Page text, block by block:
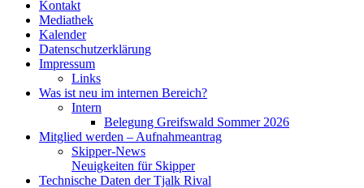
Kontakt
Mediathek
Kalender
Datenschutzerklärung
Impressum
Links
Was ist neu im internen Bereich?
Intern
Belegung Greifswald Sommer 2026
Mitglied werden – Aufnahmeantrag
Skipper-News
Neuigkeiten für Skipper
Technische Daten der Tjalk Rival